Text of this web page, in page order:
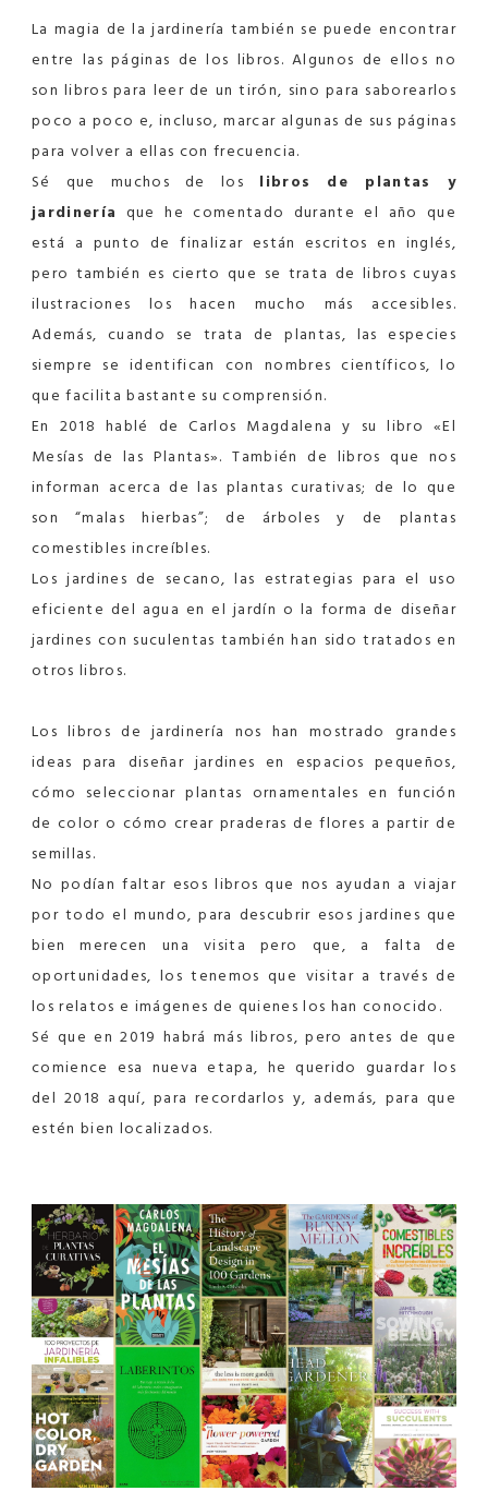
La magia de la jardinería también se puede encontrar
entre las páginas de los libros. Algunos de ellos no
son libros para leer de un tirón, sino para saborearlos
poco a poco e, incluso, marcar algunas de sus páginas
para volver a ellas con frecuencia.
Sé que muchos de los libros de plantas y
jardinería que he comentado durante el año que
está a punto de finalizar están escritos en inglés,
pero también es cierto que se trata de libros cuyas
ilustraciones los hacen mucho más accesibles.
Además, cuando se trata de plantas, las especies
siempre se identifican con nombres científicos, lo
que facilita bastante su comprensión.
En 2018 hablé de Carlos Magdalena y su libro «El
Mesías de las Plantas». También de libros que nos
informan acerca de las plantas curativas; de lo que
son “malas hierbas”; de árboles y de plantas
comestibles increíbles.
Los jardines de secano, las estrategias para el uso
eficiente del agua en el jardín o la forma de diseñar
jardines con suculentas también han sido tratados en
otros libros.
Los libros de jardinería nos han mostrado grandes
ideas para diseñar jardines en espacios pequeños,
cómo seleccionar plantas ornamentales en función
de color o cómo crear praderas de flores a partir de
semillas.
No podían faltar esos libros que nos ayudan a viajar
por todo el mundo, para descubrir esos jardines que
bien merecen una visita pero que, a falta de
oportunidades, los tenemos que visitar a través de
los relatos e imágenes de quienes los han conocido.
Sé que en 2019 habrá más libros, pero antes de que
comience esa nueva etapa, he querido guardar los
del 2018 aquí, para recordarlos y, además, para que
estén bien localizados.